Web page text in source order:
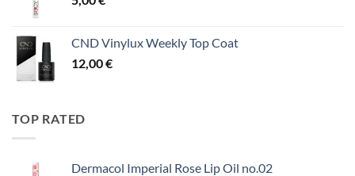
CND Vinylux Weekly Top Coat
12,00€
TOP RATED
Dermacol Imperial Rose Lip Oil no.02